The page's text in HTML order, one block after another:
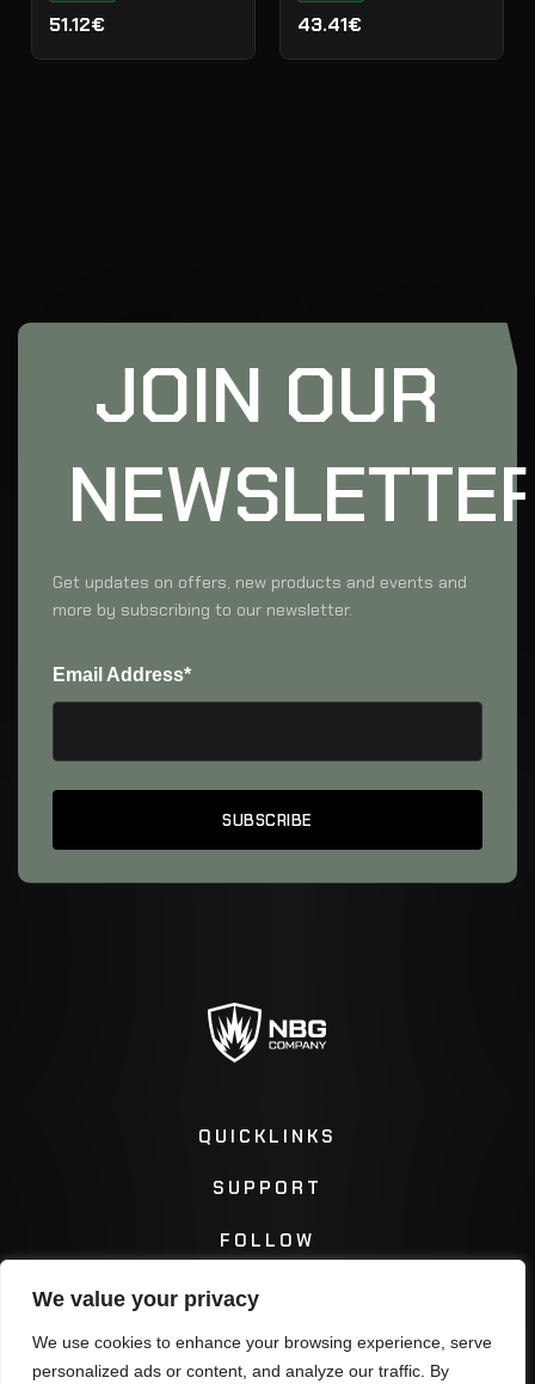
We value your privacy
We use cookies to enhance your browsing experience, serve
personalized ads or content, and analyze our traffic. By
51.12€ 43.41€
JOIN OUR
Get updates on offers, new products and events and
more by subscribing to our newsletter.
Email Address*
QUICKLINKS
SUPPORT
FOLLOW
Instagram